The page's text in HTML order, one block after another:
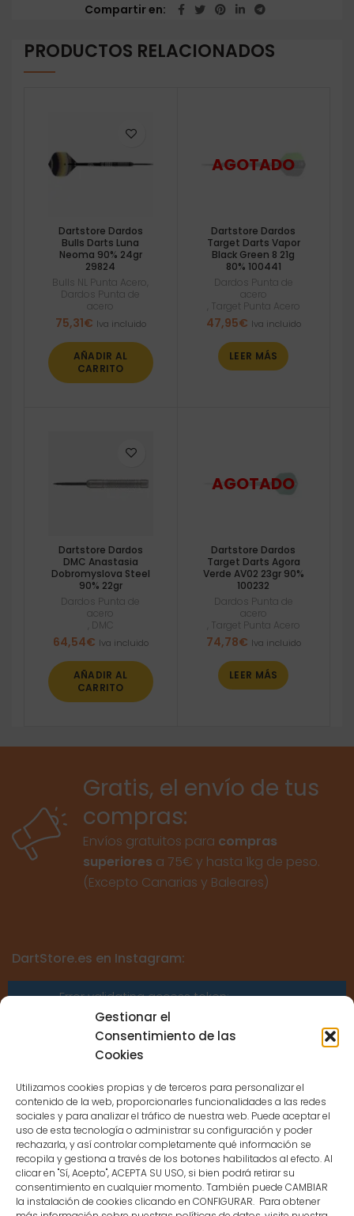
Gestionar el
Consentimiento de las
Cookies
Utilizamos cookies propias y de terceros para personalizar el
contenido de la web, proporcionarles funcionalidades a las redes
sociales y para analizar el tráfico de nuestra web. Puede aceptar el
uso de esta tecnología o administrar su configuración y poder
rechazarla, y así controlar completamente qué información se
recopila y gestiona a través de los botones habilitados al efecto. Al
clicar en "Sí, Acepto", ACEPTA SU USO, si bien podrá retirar su
consentimiento en cualquier momento. También puede CAMBIAR
la instalación de cookies clicando en CONFIGURAR. Para obtener
Compartir en
PRODUCTOS RELACIONADOS
Dartstore Dardos
Bulls Darts Luna
Neoma 90% 24gr
29824
Bulls NL Punta Acero
Dardos Punta de
acero
75,31€ Iva incluido
AÑADIR AL
CARRITO
Dartstore Dardos
Target Darts Vapor
Black Green 8 21g
80% 100441
Dardos Punta de
acero
Target Punta Acero
47,95€ Iva incluido
LEER MÁS
Dartstore Dardos
DMC Anastasia
Dobromyslova Steel
90% 22gr
Dardos Punta de
acero
DMC
64,54€ Iva incluido
AÑADIR AL
CARRITO
Dartstore Dardos
Target Darts Agora
Verde AV02 23gr 90%
100232
Dardos Punta de
acero
Target Punta Acero
74,78€ Iva incluido
LEER MÁS
Gratis, el envío de tus
compras:
Envíos gratuitos para compras
superiores a 75€ y hasta 1kg de peso.
(Excepto Canarias y Baleares)
DartStore.es en Instagram:
Error validating access token:
Sessions for the user are not allowed
because the user is not a confirmed
CONTACTO
MENÚ PRINCIPAL